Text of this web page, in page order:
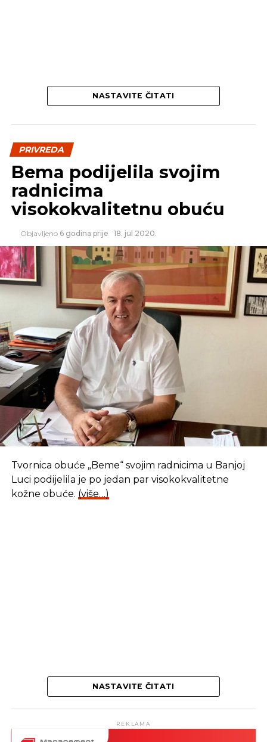
NASTAVITE ČITATI
PRIVREDA
Bema podijelila svojim
radnicima
visokokvalitetnu obuću
Objavljeno 6 godina prije 18. jul 2020.
Tvornica obuće „Beme“ svojim radnicima u Banjoj
Luci podijelila je po jedan par visokokvalitetne
kožne obuće. (više…)
NASTAVITE ČITATI
REKLAMA